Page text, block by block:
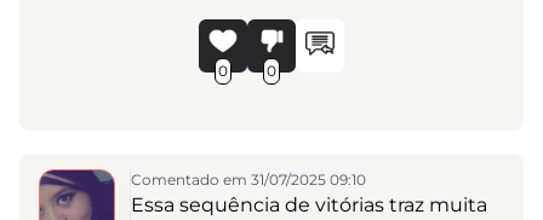
0 0
Comentado em 31/07/2025 09:10
Essa sequência de vitórias traz muita